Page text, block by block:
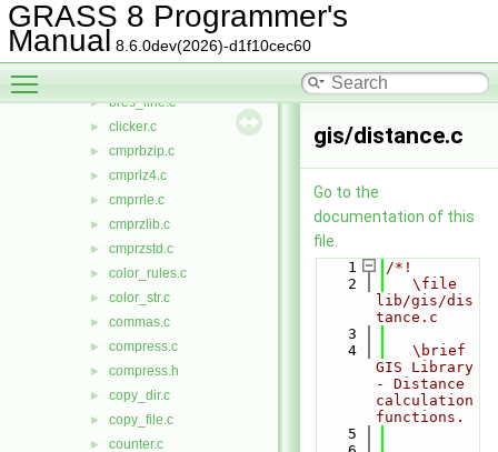
GRASS 8 Programmer's
Manual 8.6.0dev(2026)-d1f10cec60
► area_sphere.c
► ascii_chk.c
► asprintf.c
► bres_line.c
► clicker.c
► cmprbzip.c
► cmprlz4.c
► cmprrle.c
► cmprzlib.c
► cmprzstd.c
► color_rules.c
► color_str.c
► commas.c
► compress.c
► compress.h
► copy_dir.c
► copy_file.c
► counter.c
gis/distance.c
Go to the
documentation of this
file.
    1
/*!
    2
   \file
lib/gis/dis
tance.c
    3
    4
   \brief
GIS Library
- Distance
calculation
functions.
    5